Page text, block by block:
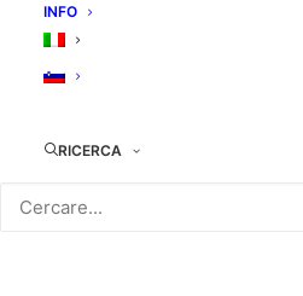
INFO
RICERCA
ritorneranno
da lunedì 22 agosto.
venerdì 26 agosto